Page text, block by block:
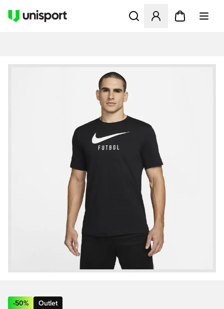
Åbner en Modal til at
-50% Outlet